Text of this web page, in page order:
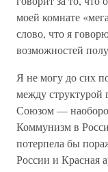
моей комнате
слово, что я
возможностей
Я не могу до сих
между структурой
Союзом —
Коммунизм в
потерпела бы
России и Красная